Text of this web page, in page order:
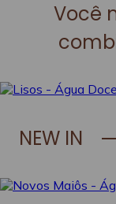
Você
NEW IN